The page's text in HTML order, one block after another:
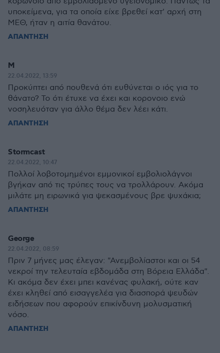
υποκείμενα, για τα οποία είχε βρεθεί κατ' αρχή στη
ΜΕΘ, ήταν η αιτία θανάτου.
ΑΠΑΝΤΗΣΗ
Μ
22.04.2022, 13:59
Προκύπτει από πουθενά ότι ευθύνεται ο ιός για το
θάνατο? Το ότι έτυχε να έχει και κορονοιο ενώ
νοσηλευόταν για άλλο θέμα δεν λέει κάτι.
ΑΠΑΝΤΗΣΗ
Stormcast
22.04.2022, 10:47
Πολλοί λοβοτομημένοι εμμονικοί εμβολιολάγνοι
βγήκαν από τις τρύπες τους να τρολλάρουν. Ακόμα
μιλάτε μη ειρωνικά για ψεκασμένους βρε ψυχάκια;
ΑΠΑΝΤΗΣΗ
George
22.04.2022, 08:59
Πριν 7 μήνες μας έλεγαν: "Ανεμβολίαστοι και οι 54
νεκροί την τελευταία εβδομάδα στη Βόρεια Ελλάδα".
Κι ακόμα δεν έχει μπει κανένας φυλακή, ούτε καν
έχει κληθεί από εισαγγελέα για διασπορά ψευδών
ειδήσεων που αφορούν επικίνδυνη μολυσματική
νόσο.
ΑΠΑΝΤΗΣΗ